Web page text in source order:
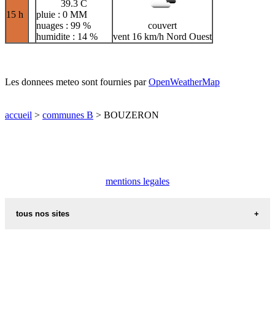
15 h
39.3 C
pluie : 0 MM
nuages : 99 %
humidite : 14 %
couvert
vent 16 km/h Nord Ouest
Les donnees meteo sont fournies parOpenWeatherMap
accueil > communes B > BOUZERON
mentions legales
tous nos sites